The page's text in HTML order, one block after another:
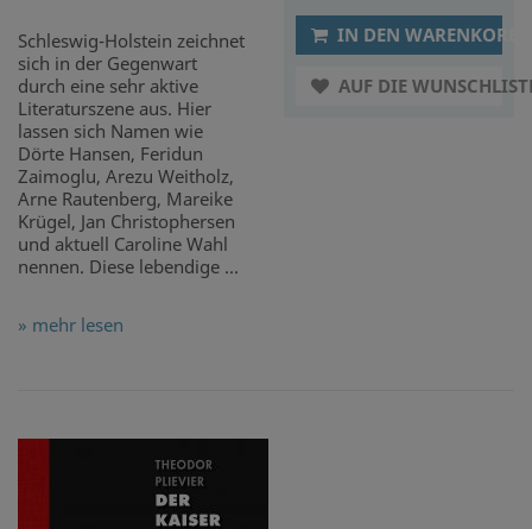
Schleswig-Holstein zeichnet
sich in der Gegenwart
durch eine sehr aktive
Literaturszene aus. Hier
lassen sich Namen wie
Dörte Hansen, Feridun
Zaimoglu, Arezu Weitholz,
Arne Rautenberg, Mareike
Krügel, Jan Christophersen
und aktuell Caroline Wahl
nennen. Diese lebendige ...
» mehr lesen
IN DEN WARENKORB
AUF DIE